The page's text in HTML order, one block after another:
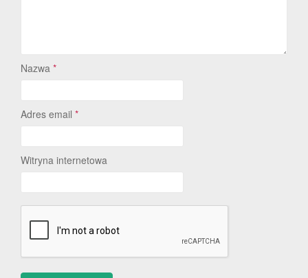
Nazwa *
Adres email *
Witryna internetowa